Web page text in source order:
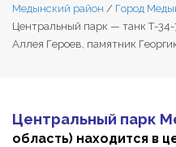
Медынский район / Город
Центральный парк — танк Т-
Аллея Героев, памятник
Центральный парк
область) находится в